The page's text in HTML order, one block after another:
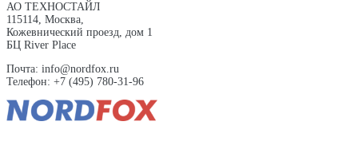
АО ТЕХНОСТАЙЛ
115114, Москва,
Кожевнический проезд, дом 1
БЦ River Place
Почта: info@nordfox.ru
Телефон: +7 (495) 780-31-96